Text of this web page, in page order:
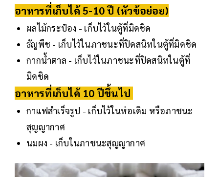
อาหารที่เก็บได้ 5-10 ปี (หัวข้อย่อย)
ผลไม้กระป๋อง - เก็บไว้ในตู้ที่มิดชิด
ธัญพืช - เก็บไว้ในภาชนะที่ปิดสนิทในตู้ที่มิดชิด
กากน้ำตาล - เก็บไว้ในภาชนะที่ปิดสนิทในตู้ที่
มิดชิด
อาหารที่เก็บได้ 10 ปีขึ้นไป
กาแฟสำเร็จรูป - เก็บไว้ในห่อเดิม หรือภาชนะ
สุญญากาศ
นมผง - เก็บในภาชนะสุญญากาศ